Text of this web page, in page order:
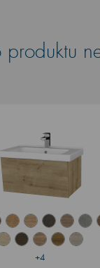
produktu
+4